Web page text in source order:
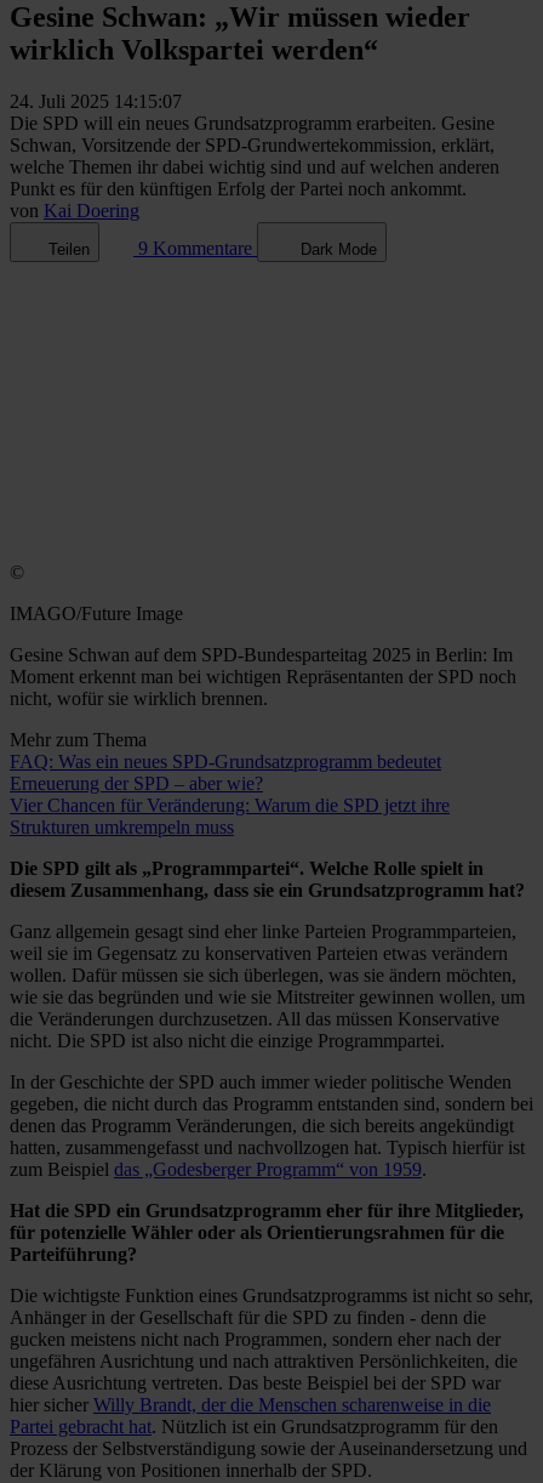
Gesine Schwan: „Wir müssen wieder
wirklich Volkspartei werden“
24. Juli 2025 14:15:07
Die SPD will ein neues Grundsatzprogramm erarbeiten. Gesine
Schwan, Vorsitzende der SPD-Grundwertekommission, erklärt,
welche Themen ihr dabei wichtig sind und auf welchen anderen
Punkt es für den künftigen Erfolg der Partei noch ankommt.
von Kai Doering
Teilen 9 Kommentare Dark Mode
©
IMAGO/Future Image
Gesine Schwan auf dem SPD-Bundesparteitag 2025 in Berlin: Im
Moment erkennt man bei wichtigen Repräsentanten der SPD noch
nicht, wofür sie wirklich brennen.
Mehr zum Thema
FAQ: Was ein neues SPD-Grundsatzprogramm bedeutet
Erneuerung der SPD – aber wie?
Vier Chancen für Veränderung: Warum die SPD jetzt ihre
Strukturen umkrempeln muss
Die SPD gilt als „Programmpartei“. Welche Rolle spielt in
diesem Zusammenhang, dass sie ein Grundsatzprogramm hat?
Ganz allgemein gesagt sind eher linke Parteien Programmparteien,
weil sie im Gegensatz zu konservativen Parteien etwas verändern
wollen. Dafür müssen sie sich überlegen, was sie ändern möchten,
wie sie das begründen und wie sie Mitstreiter gewinnen wollen, um
die Veränderungen durchzusetzen. All das müssen Konservative
nicht. Die SPD ist also nicht die einzige Programmpartei.
In der Geschichte der SPD auch immer wieder politische Wenden
gegeben, die nicht durch das Programm entstanden sind, sondern bei
denen das Programm Veränderungen, die sich bereits angekündigt
hatten, zusammengefasst und nachvollzogen hat. Typisch hierfür ist
zum Beispiel das „Godesberger Programm“ von 1959.
Hat die SPD ein Grundsatzprogramm eher für ihre Mitglieder,
für potenzielle Wähler oder als Orientierungsrahmen für die
Parteiführung?
Die wichtigste Funktion eines Grundsatzprogramms ist nicht so sehr,
Anhänger in der Gesellschaft für die SPD zu finden - denn die
gucken meistens nicht nach Programmen, sondern eher nach der
ungefähren Ausrichtung und nach attraktiven Persönlichkeiten, die
diese Ausrichtung vertreten. Das beste Beispiel bei der SPD war
hier sicher Willy Brandt, der die Menschen scharenweise in die
Partei gebracht hat. Nützlich ist ein Grundsatzprogramm für den
Prozess der Selbstverständigung sowie der Auseinandersetzung und
der Klärung von Positionen innerhalb der SPD.